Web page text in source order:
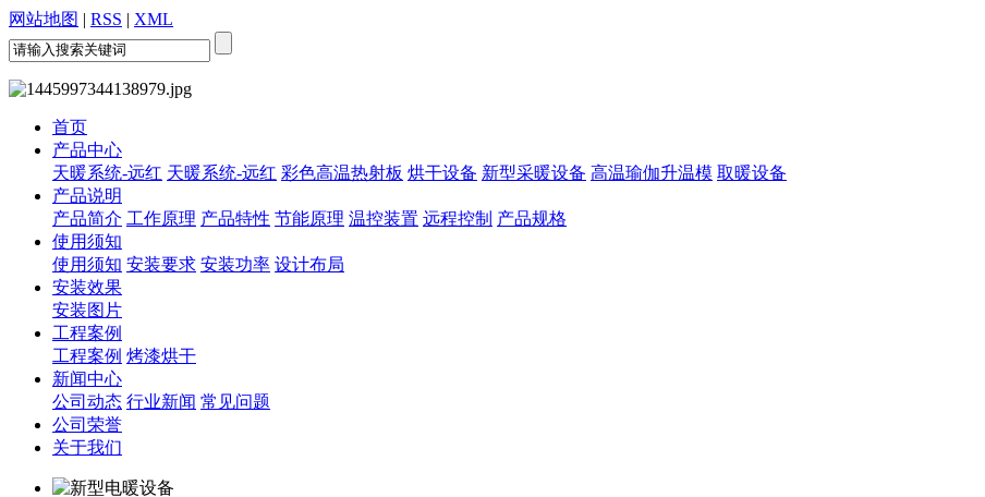
网站地图 | RSS | XML
首页
产品中心
天暖系统-远红 天暖系统-远红 彩色高温热射板 烘干设备 新型采暖设备 高温瑜伽升温模 取暖设备
产品说明
产品简介 工作原理 产品特性 节能原理 温控装置 远程控制 产品规格
使用须知
使用须知 安装要求 安装功率 设计布局
安装效果
安装图片
工程案例
工程案例 烤漆烘干
新闻中心
公司动态 行业新闻 常见问题
公司荣誉
关于我们